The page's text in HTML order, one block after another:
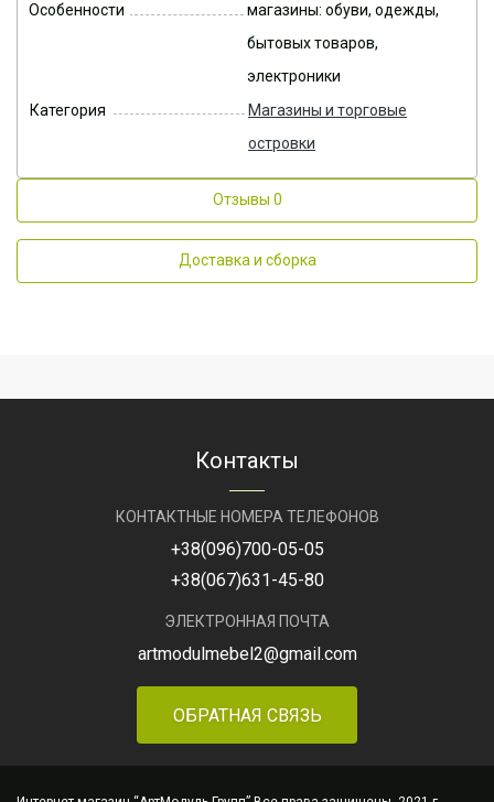
Особенности
магазины: обуви, одежды,
бытовых товаров,
электроники
Категория
Магазины и торговые
островки
Отзывы 0
Доставка и сборка
Контакты
КОНТАКТНЫЕ НОМЕРА ТЕЛЕФОНОВ
+38(096)700-05-05
+38(067)631-45-80
ЭЛЕКТРОННАЯ ПОЧТА
artmodulmebel2@gmail.com
ОБРАТНАЯ СВЯЗЬ